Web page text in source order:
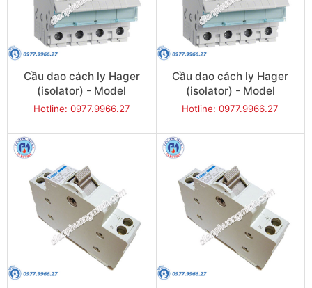
Cầu dao cách ly Hager
(isolator) - Model
SBN480
Hotline: 0977.9966.27
Cầu dao cách ly Hager
(isolator) - Model
SBN490
Hotline: 0977.9966.27